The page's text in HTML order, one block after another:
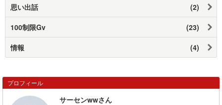
思い出話 (2)
100制限Gv (23)
情報 (4)
プロフィール
サーセンwwさん